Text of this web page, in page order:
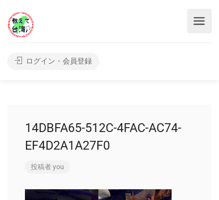
ログイン・会員登録
14DBFA65-512C-4FAC-AC74-
EF4D2A1A27F0
投稿者you